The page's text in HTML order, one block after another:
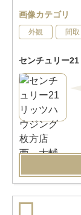
画像カテゴリ
外観 間取
センチュリー